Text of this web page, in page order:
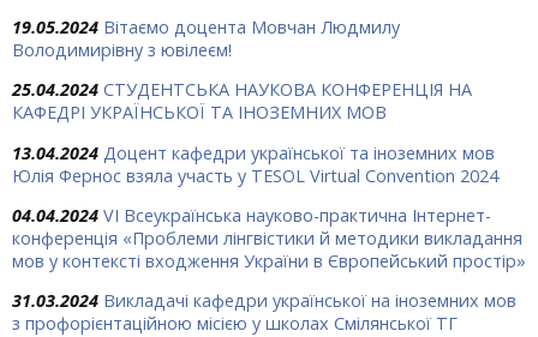
19.05.2024 Вітаємо доцента Мовчан Людмилу
Володимирівну з ювілеєм!
25.04.2024 СТУДЕНТСЬКА НАУКОВА КОНФЕРЕНЦІЯ НА
КАФЕДРІ УКРАЇНСЬКОЇ ТА ІНОЗЕМНИХ МОВ
13.04.2024 Доцент кафедри української та іноземних мов
Юлія Фернос взяла участь у TESOL Virtual Convention 2024
04.04.2024 VІ Всеукраїнська науково-практична Інтернет-
конференція «Проблеми лінгвістики й методики викладання
мов у контексті входження України в Європейський простір»
31.03.2024 Викладачі кафедри української на іноземних мов
з профорієнтаційною місією у школах Смілянської ТГ